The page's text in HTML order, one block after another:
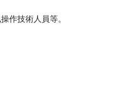
作技術人員等。